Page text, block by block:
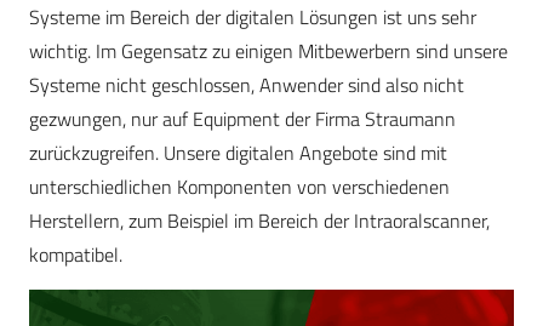
Systeme im Bereich der digitalen Lösungen ist uns sehr
wichtig. Im Gegensatz zu einigen Mitbewerbern sind unsere
Systeme nicht geschlossen, Anwender sind also nicht
gezwungen, nur auf Equipment der Firma Straumann
zurückzugreifen. Unsere digitalen Angebote sind mit
unterschiedlichen Komponenten von verschiedenen
Herstellern, zum Beispiel im Bereich der Intraoralscanner,
kompatibel.